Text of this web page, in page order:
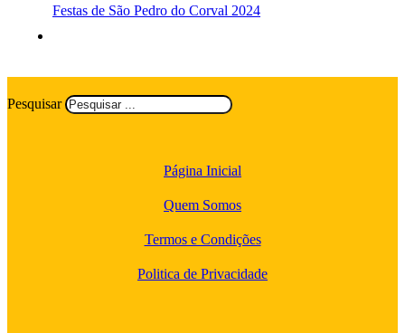
Festas de São Pedro do Corval 2024
Pesquisar
Página Inicial
Quem Somos
Termos e Condições
Politica de Privacidade